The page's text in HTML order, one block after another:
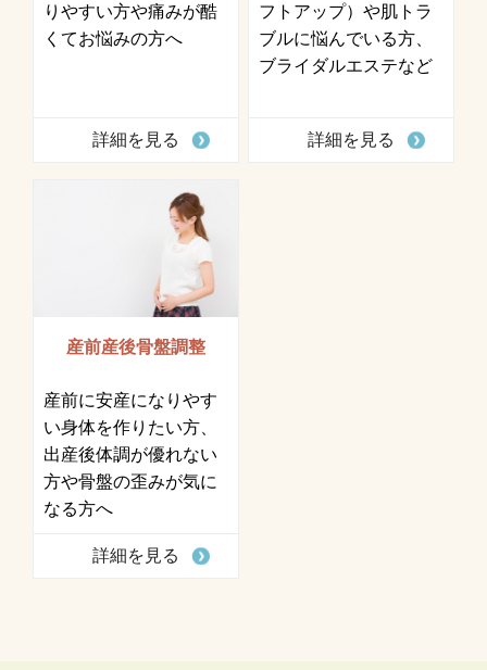
りやすい方や痛みが酷
くてお悩みの方へ
詳細を見る
フトアップ）や肌トラ
ブルに悩んでいる方、
ブライダルエステなど
詳細を見る
産前産後骨盤調整
産前に安産になりやす
い身体を作りたい方、
出産後体調が優れない
方や骨盤の歪みが気に
なる方へ
詳細を見る